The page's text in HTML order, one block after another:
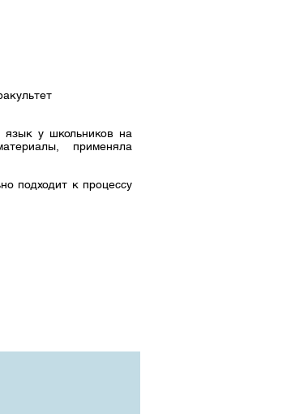
у школьников на
применяла
подходит к процессу